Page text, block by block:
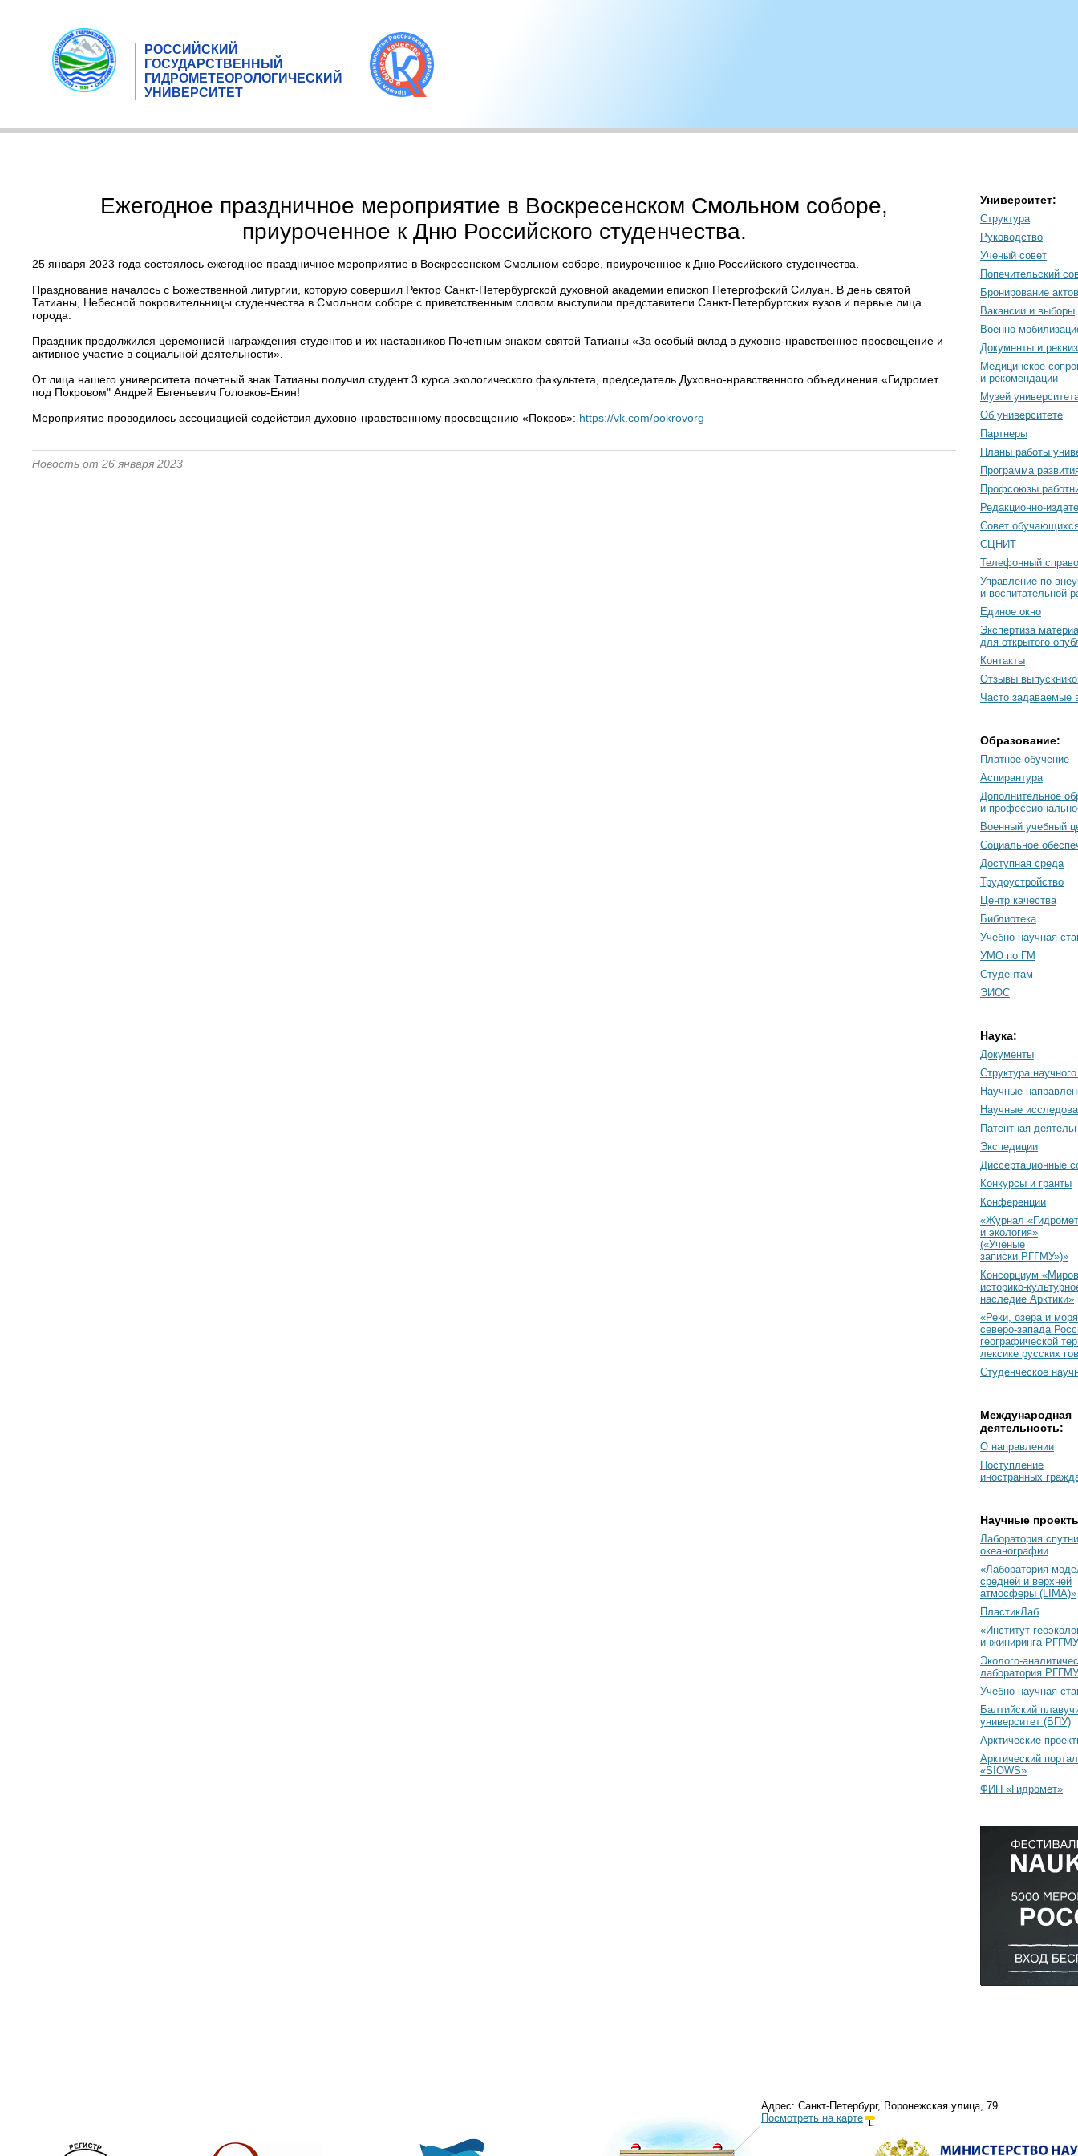
РОССИЙСКИЙ
ГОСУДАРСТВЕННЫЙ
ГИДРОМЕТЕОРОЛОГИЧЕСКИЙ
УНИВЕРСИТЕТ
Ежегодное праздничное мероприятие в Воскресенском Смольном соборе,
приуроченное к Дню Российского студенчества.
25 января 2023 года состоялось ежегодное праздничное мероприятие в Воскресенском Смольном соборе, приуроченное к Дню Российского студенчества.
Празднование началось с Божественной литургии, которую совершил Ректор Санкт-Петербургской духовной академии епископ Петергофский Силуан. В день святой
Татианы, Небесной покровительницы студенчества в Смольном соборе с приветственным словом выступили представители Санкт-Петербургских вузов и первые лица
города.
Праздник продолжился церемонией награждения студентов и их наставников Почетным знаком святой Татианы «За особый вклад в духовно-нравственное просвещение и
активное участие в социальной деятельности».
От лица нашего университета почетный знак Татианы получил студент 3 курса экологического факультета, председатель Духовно-нравственного объединения «Гидромет
под Покровом" Андрей Евгеньевич Головков-Енин!
Мероприятие проводилось ассоциацией содействия духовно-нравственному просвещению «Покров»: https://vk.com/pokrovorg
Новость от 26 января 2023
Университет:
Структура
Руководство
Ученый совет
Попечительский
Бронирование
Вакансии и выборы
Военно-
Документы и
Медицинское
и рекомендации
Музей
Об университете
Партнеры
Планы работы
Программа
Профсоюзы
Редакционно-
Cовет
СЦНИТ
Телефонный
Управление по
и воспитательной
Единое окно
Экспертиза
для открытого
Контакты
Отзывы
Часто задаваемые
Образование:
Платное обучение
Аспирантура
Дополнительное
и
Военный учебный
Социальное
Доступная среда
Трудоустройство
Центр качества
Библиотека
Учебно-научная
УМО по ГМ
Студентам
ЭИОС
Наука:
Документы
Cтруктура
Научные
Научные
Патентная
Экспедиции
Диссертационные
Конкурсы и гранты
Конференции
«Журнал
и экология»
(«Ученые
записки РГГМУ»)»
Консорциум
историко-
наследие Арктики»
«Реки, озера и моря
северо-запада
географической
лексике русских
Студенческое
Международная
деятельность:
О направлении
Поступление
иностранных
Научные
Лаборатория
океанографии
«Лаборатория
средней и верхней
атмосферы (LIMA)»
ПластикЛаб
«Институт
инжиниринга
Эколого-
лаборатория РГГМУ
Учебно-научная
Балтийский
университет (БПУ)
Арктические
Арктический портал
«SIOWS»
ФИП «Гидромет»
Адрес: Санкт-Петербург, Воронежская улица, 79
Посмотреть на карте